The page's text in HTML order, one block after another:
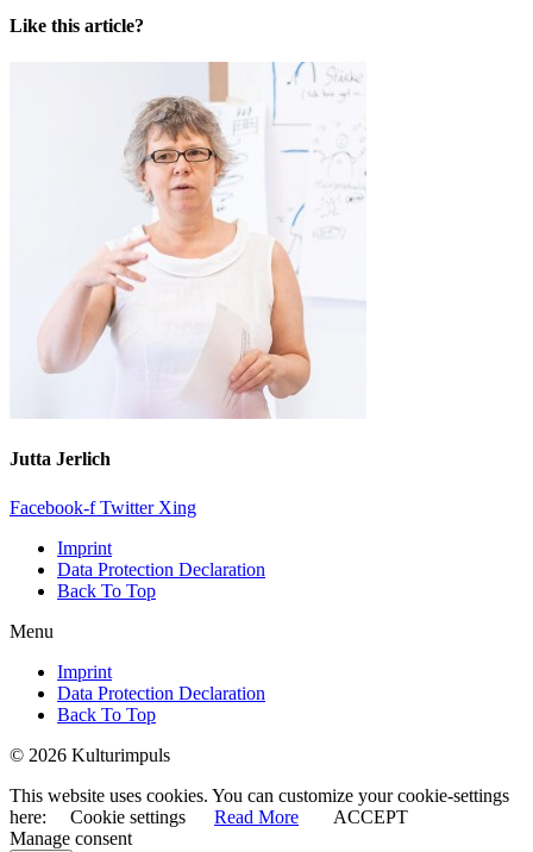
Like this article?
Jutta Jerlich
Facebook-f Twitter Xing
Imprint
Data Protection Declaration
Back To Top
Menu
Imprint
Data Protection Declaration
Back To Top
© 2026 Kulturimpuls
This website uses cookies. You can customize your cookie-settings
here:
Cookie settings Read More
ACCEPT
Manage consent